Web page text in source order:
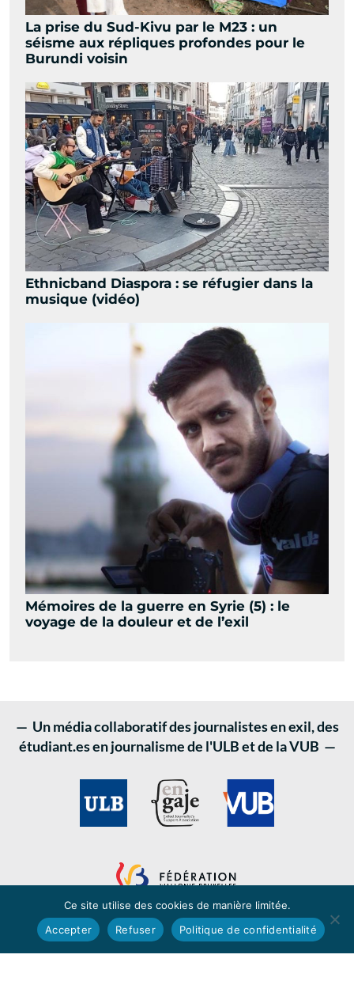
La prise du Sud-Kivu par le M23 : un
séisme aux répliques profondes pour le
Burundi voisin
Ethnicband Diaspora : se réfugier dans la
musique (vidéo)
Mémoires de la guerre en Syrie (5) : le
voyage de la douleur et de l’exil
— Un média collaboratif des journalistes en exil, des
étudiant.es en journalisme de l'ULB et de la VUB —
Ce site utilise des cookies de manière limitée.
Accepter
Refuser Politique de confidentialité